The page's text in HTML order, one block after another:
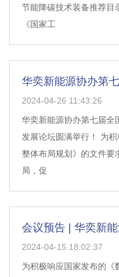
节能降碳技术装备推荐目
《国家工
2024-04-26 11:43:26
华奕新能源协办第七届全
发展论坛圆满举行！ 为
整体布局规划》的文件要
局，促
会议预告 | 华奕新
2024-04-15 18:02:37
为积极响应国家发布的《